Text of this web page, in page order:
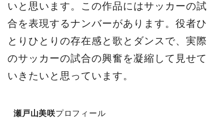
いと思います。この作品にはサッカーの試
合を表現するナンバーがあります。役者ひ
とりひとりの存在感と歌とダンスで、実際
のサッカーの試合の興奮を凝縮して見せて
いきたいと思っています。
瀬戸山美咲プロフィール